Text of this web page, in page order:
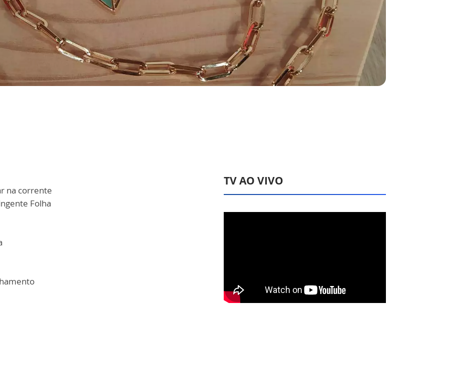
na corrente
Folha
TV AO VIVO